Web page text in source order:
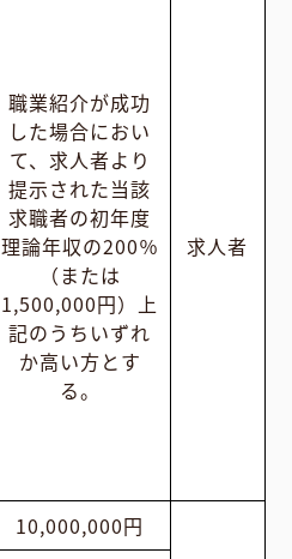
職業紹介が成功
した場合におい
て、求人者より
提示された当該
求職者の初年度
理論年収の200％
（または
1,500,000円）上
記のうちいずれ
か高い方とす
る。
求人者
10,000,000円